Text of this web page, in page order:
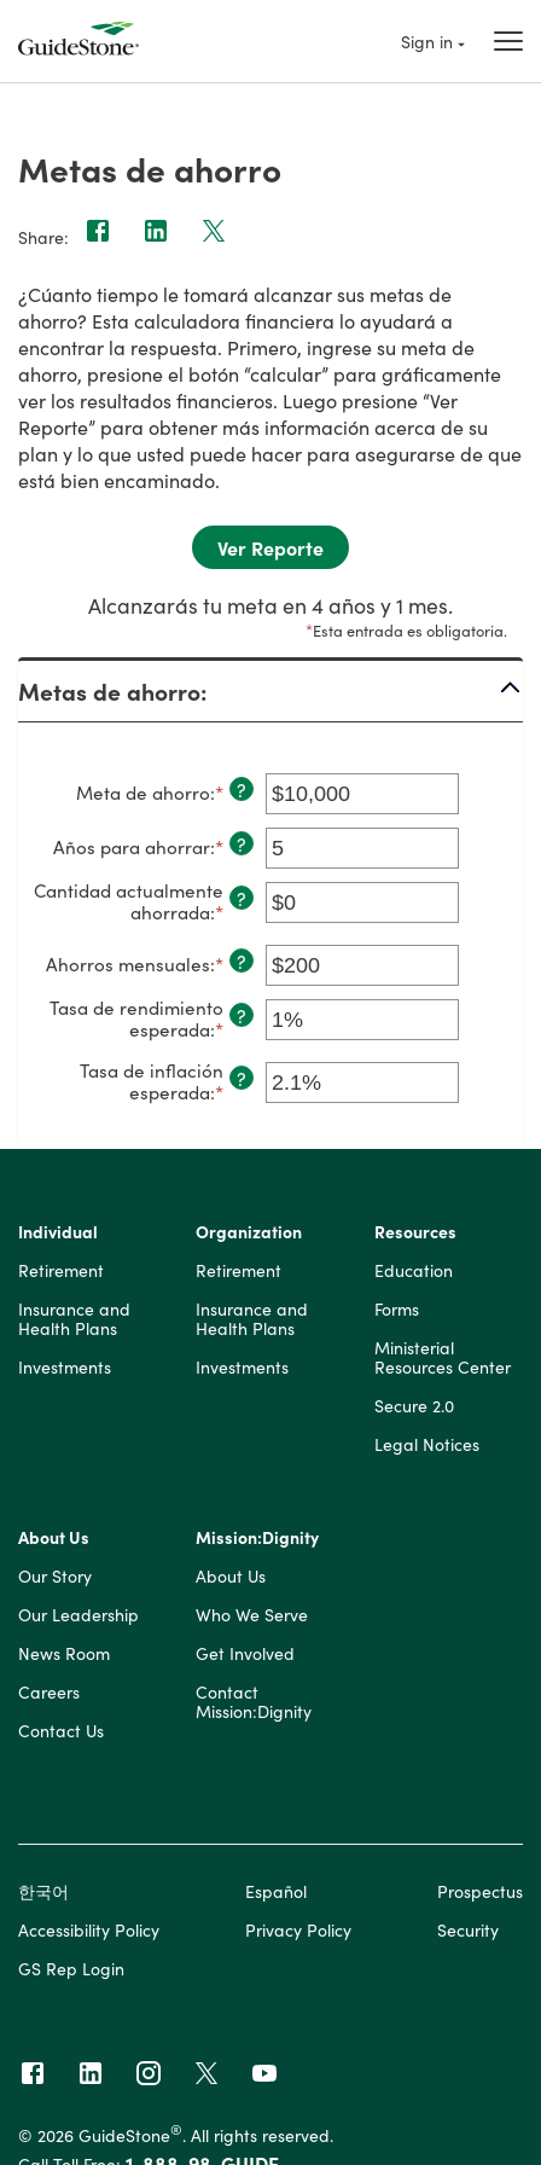
Sign in
Metas de ahorro
Share:
¿Cúanto tiempo le tomará alcanzar sus metas de
ahorro? Esta calculadora financiera lo ayudará a
encontrar la respuesta. Primero, ingrese su meta de
ahorro, presione el botón “calcular” para gráficamente
ver los resultados financieros. Luego presione “Ver
Reporte” para obtener más información acerca de su
plan y lo que usted puede hacer para asegurarse de que
está bien encaminado.
Alcanzarás tu meta en 4 años y 1 mes.
*Esta entrada es obligatoria.
Metas de ahorro:
Meta de ahorro:*Ingresa
monto
entre
y
$10,000,000
?
Años para ahorrar:*Ingresa
monto
entre
y
100
?
Cantidad actualmente
ahorrada:*Ingresa
monto
entre
y
$10,000,000
?
Ahorros mensuales:*Ingresa
monto
entre
y
$10,000,000
?
Tasa de rendimiento
esperada:*Ingresa
monto
entre
20%
?
Tasa de inflación
esperada:*Ingresa
entre
?
Individual
Retirement
Insurance and
Health Plans
Investments
Organization
Retirement
Insurance and
Health Plans
Investments
Resources
Education
Forms
Ministerial
Resources Center
Secure 2.0
Legal Notices
About Us
Our Story
Our Leadership
News Room
Careers
Contact Us
Mission:Dignity
About Us
Who We Serve
Get Involved
Contact
Mission:Dignity
한국어 Español
Prospectus
Accessibility Policy
Privacy Policy
Security
GS Rep Login
© 2026 GuideStone®. All rights reserved.